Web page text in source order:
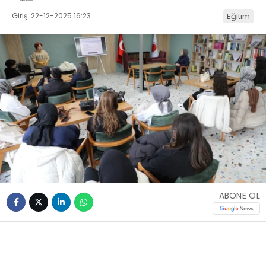
Giriş: 22-12-2025 16:23 Eğitim
ABONE OL